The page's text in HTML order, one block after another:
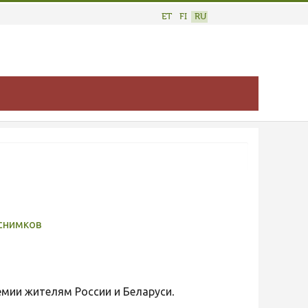
ET FI RU
жителям России и Беларуси.